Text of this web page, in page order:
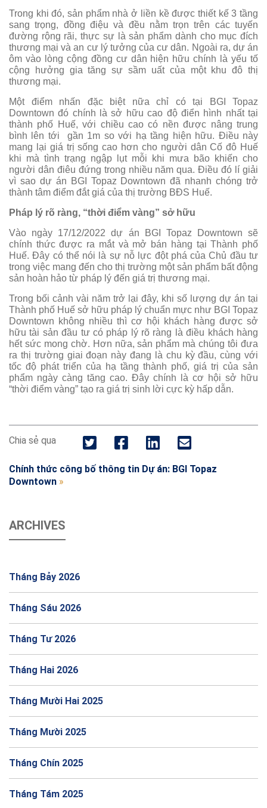
Trong khi đó, sản phẩm nhà ở liền kề được thiết kế 3 tầng
sang trọng, đồng điệu và đều nằm trọn trên các tuyến
đường rộng rãi, thực sự là sản phẩm dành cho mục đích
thương mại và an cư lý tưởng của cư dân. Ngoài ra, dự án
ôm vào lòng cộng đồng cư dân hiện hữu chính là yếu tố
cộng hưởng gia tăng sự sầm uất của một khu đô thị
thương mại.
Một điểm nhấn đặc biệt nữa chỉ có tại BGI Topaz
Downtown đó chính là sở hữu cao độ điển hình nhất tại
thành phố Huế, với chiều cao có nền được nâng trung
bình lên tới gần 1m so với hạ tầng hiện hữu. Điều này
mang lại giá trị sống cao hơn cho người dân Cố đô Huế
khi mà tình trạng ngập lụt mỗi khi mưa bão khiến cho
người dân điêu đứng trong nhiều năm qua. Điều đó lí giải
vì sao dự án BGI Topaz Downtown đã nhanh chóng trở
thành tâm điểm đắt giá của thị trường BĐS Huế.
Pháp lý rõ ràng, “thời điểm vàng” sở hữu
Vào ngày 17/12/2022 dự án BGI Topaz Downtown sẽ
chính thức được ra mắt và mở bán hàng tại Thành phố
Huế. Đây có thể nói là sự nỗ lực đột phá của Chủ đầu tư
trong việc mang đến cho thị trường một sản phẩm bất động
sản hoàn hảo từ pháp lý đến giá trị thương mại.
Trong bối cảnh vài năm trở lại đây, khi số lượng dự án tại
Thành phố Huế sở hữu pháp lý chuẩn mực như BGI Topaz
Downtown không nhiều thì cơ hội khách hàng được sở
hữu tài sản đầu tư có pháp lý rõ ràng là điều khách hàng
hết sức mong chờ. Hơn nữa, sản phẩm mà chúng tôi đưa
ra thị trường giai đoạn này đang là chu kỳ đầu, cùng với
tốc độ phát triển của hạ tầng thành phố, giá trị của sản
phẩm ngày càng tăng cao. Đây chính là cơ hội sở hữu
“thời điểm vàng” tạo ra giá trị sinh lời cực kỳ hấp dẫn.
Chia sẻ qua
Chính thức công bố thông tin Dự án: BGI Topaz
Downtown »
ARCHIVES
Tháng Bảy 2026
Tháng Sáu 2026
Tháng Tư 2026
Tháng Hai 2026
Tháng Mười Hai 2025
Tháng Mười 2025
Tháng Chín 2025
Tháng Tám 2025